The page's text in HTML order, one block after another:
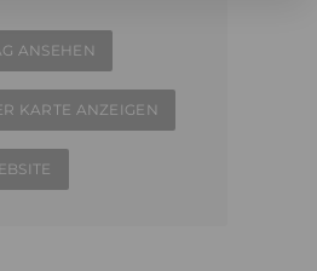
ANSEHEN
KARTE ANZEIGEN